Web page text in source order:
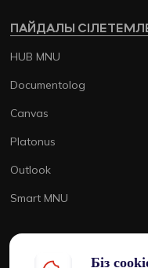
ПАЙДАЛЫ
HUB MNU
Documentolog
Canvas
Platonus
Outlook
Smart MNU
Біз